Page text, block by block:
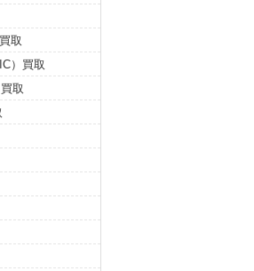
取
）買取
取